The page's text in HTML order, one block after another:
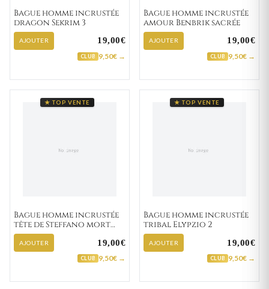
Bague homme incrustée
dragon Sekrim 3
AJOUTER 19,00€
CLUB 9,50€ →
Bague homme incrustée
amour Benbrik sacrée
AJOUTER 19,00€
CLUB 9,50€ →
★ TOP VENTE
Bague homme incrustée
tête de Steffano mort
Tribal
AJOUTER 19,00€
CLUB 9,50€ →
★ TOP VENTE
Bague homme incrustée
tribal Elypzio 2
AJOUTER 19,00€
CLUB 9,50€ →